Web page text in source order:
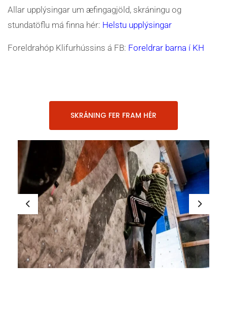
Allar upplýsingar um æfingagjöld, skráningu og
stundatöflu má finna hér: Helstu upplýsingar
Foreldrahóp Klifurhússins á FB: Foreldrar barna í KH
SKRÁNING FER FRAM HÉR